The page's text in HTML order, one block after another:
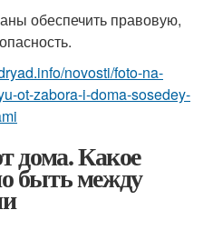
обеспечить правовую,
novosti/foto-na-
ot-zabora-i-doma-sosedey-
дома. Какое
быть между